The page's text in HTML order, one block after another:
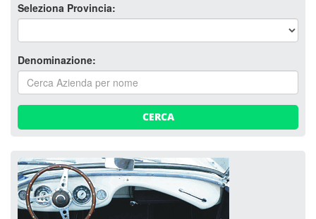
Seleziona Provincia:
Denominazione:
CERCA